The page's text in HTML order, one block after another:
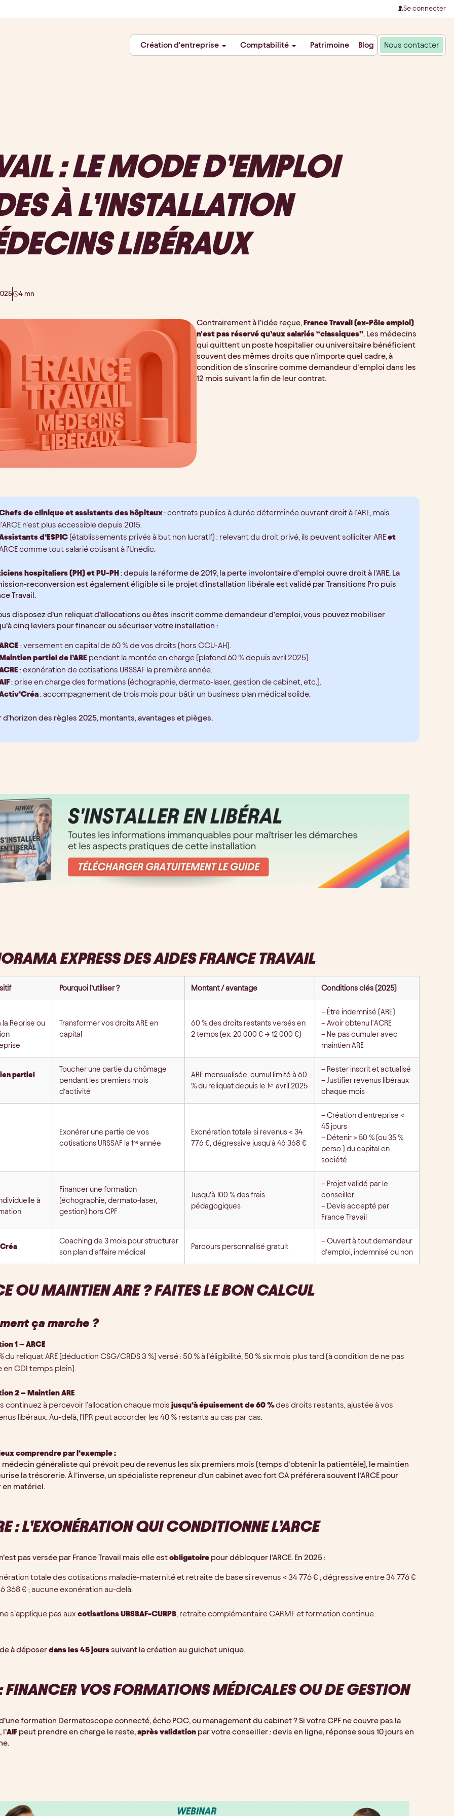
Se connecter
Création d'entreprise Comptabilité Patrimoine Blog Nous contacter
: LE MODE D’EMPLOI
À L’INSTALLATION
LIBÉRAUX
4 mn
Contrairement à l’idée reçue,France Travail (ex-Pôle emploi)
n'est pas réservé qu’aux salariés “classiques”. Les médecins
qui quittent un poste hospitalier ou universitaire bénéficient
souvent des mêmes droits que n’importe quel cadre, à
condition de s’inscrire comme demandeur d’emploi dans les
12 mois suivant la fin de leur contrat.
de clinique et assistants des hôpitaux: contrats publics à durée déterminée ouvrant droit à l’ARE, mais
n’est plus accessible depuis 2015.
d’ESPIC (établissements privés à but non lucratif) : relevant du droit privé, ils peuvent solliciter AREet
comme tout salarié cotisant à l’Unédic.
hospitaliers (PH) et PU-PH: depuis la réforme de 2019, la perte involontaire d’emploi ouvre droit à l’ARE. La
reconversion est également éligible si le projet d’installation libérale est validé par Transitions Pro puis
Travail.
disposez d’un reliquat d’allocations ou êtes inscrit comme demandeur d’emploi, vous pouvez mobiliser
cinq leviers pour financer ou sécuriser votre installation :
: versement en capital de 60 % de vos droits (hors CCU-AH).
partiel de l’ARE pendant la montée en charge (plafond 60 % depuis avril 2025).
: exonération de cotisations URSSAF la première année.
: prise en charge des formations (échographie, dermato-laser, gestion de cabinet, etc.).
: accompagnement de trois mois pour bâtir un business plan médical solide.
d’horizon des règles 2025, montants, avantages et pièges.
EXPRESS DES AIDES FRANCE TRAVAIL
Pourquoi l’utiliser ? Montant / avantage Conditions clés (2025)
la Reprise ou
Transformer vos droits ARE en
capital
60 % des droits restants versés en
2 temps (ex. 20 000 € → 12 000 €)
– Être indemnisé (ARE)
– Avoir obtenu l’ACRE
– Ne pas cumuler avec
maintien ARE
partiel
Toucher une partie du chômage
pendant les premiers mois
d’activité
ARE mensualisée, cumul limité à 60
% du reliquat depuis le 1ᵉʳ avril 2025
– Rester inscrit et actualisé
– Justifier revenus libéraux
chaque mois
Exonérer une partie de vos
cotisations URSSAF la 1ʳᵉ année
Exonération totale si revenus < 34
776 €, dégressive jusqu’à 46 368 €
– Création d’entreprise <
45 jours
– Détenir > 50 % (ou 35 %
perso.) du capital en
société
à
Financer une formation
(échographie, dermato-laser,
gestion) hors CPF
Jusqu’à 100 % des frais
pédagogiques
– Projet validé par le
conseiller
– Devis accepté par
France Travail
Coaching de 3 mois pour structurer
son plan d’affaire médical
Parcours personnalisé gratuit
– Ouvert à tout demandeur
d’emploi, indemnisé ou non
OU MAINTIEN ARE ? FAITES LE BON CALCUL
ça marche ?
1 – ARCE
du reliquat ARE (déduction CSG/CRDS 3 %) versé : 50 % à l’éligibilité, 50 % six mois plus tard (à condition de ne pas
en CDI temps plein).
2 – Maintien ARE
continuez à percevoir l’allocation chaque mois jusqu’à épuisement de 60 %des droits restants, ajustée à vos
libéraux. Au-delà, l’IPR peut accorder les 40 % restants au cas par cas.
comprendre par l’exemple :
médecin généraliste qui prévoit peu de revenus les six premiers mois (temps d’obtenir la patientèle), le maintien
la trésorerie. À l’inverse, un spécialiste repreneur d’un cabinet avec fort CA préférera souvent l’ARCE pour
en matériel.
: L’EXONÉRATION QUI CONDITIONNE L’ARCE
pas versée par France Travail mais elle estobligatoire pour débloquer l’ARCE. En 2025 :
totale des cotisations maladie-maternité et retraite de base si revenus < 34 776 € ; dégressive entre 34 776 €
368 € ; aucune exonération au-delà.
s’applique pas aux cotisations URSSAF-CURPS , retraite complémentaire CARMF et formation continue.
à déposerdans les 45 jourssuivant la création au guichet unique.
FINANCER VOS FORMATIONS MÉDICALES OU DE GESTION
formation Dermatoscope connecté, écho POC, ou management du cabinet ? Si votre CPF ne couvre pas la
AIF peut prendre en charge le reste,après validation par votre conseiller : devis en ligne, réponse sous 10 jours en